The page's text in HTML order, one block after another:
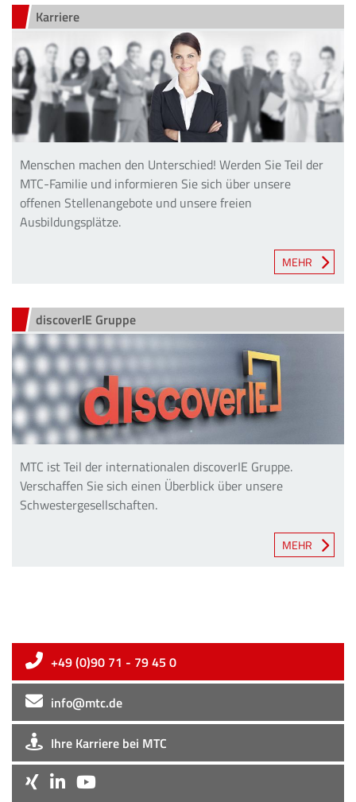
Karriere
Menschen machen den Unterschied! Werden Sie Teil der
MTC-Familie und informieren Sie sich über unsere
offenen Stellenangebote und unsere freien
Ausbildungsplätze.
MEHR
discoverIE Gruppe
MTC ist Teil der internationalen discoverIE Gruppe.
Verschaffen Sie sich einen Überblick über unsere
Schwestergesellschaften.
MEHR
+49 (0)90 71 - 79 45 0
info@mtc.de
Ihre Karriere bei MTC